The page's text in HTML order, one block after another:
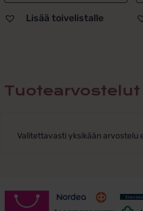
Lisää toivelistalle
Tuotearvostelut
Valitettavasti yksikään arvostelu